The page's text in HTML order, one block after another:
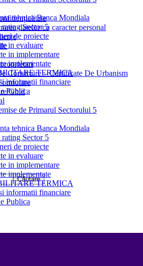
tehnica Banca Mondiala
Sector 5
de proiecte
in evaluare
in implementare
implementate
TERMICA
informatii financiare
Publica
datelor cu caracter personal
Construire – Certificate De Urbanism
Ghid
de Primarul Sectorului 5
tehnica Banca Mondiala
Sector 5
de proiecte
in evaluare
in implementare
implementate
TERMICA
informatii financiare
Publica